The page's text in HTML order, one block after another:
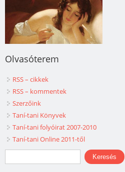
Olvasóterem
RSS – cikkek
RSS – kommentek
Szerzőink
Taní-tani Könyvek
Taní-tani folyóirat 2007-2010
Taní-tani Online 2011-től
Keresés űrlap
Keresés